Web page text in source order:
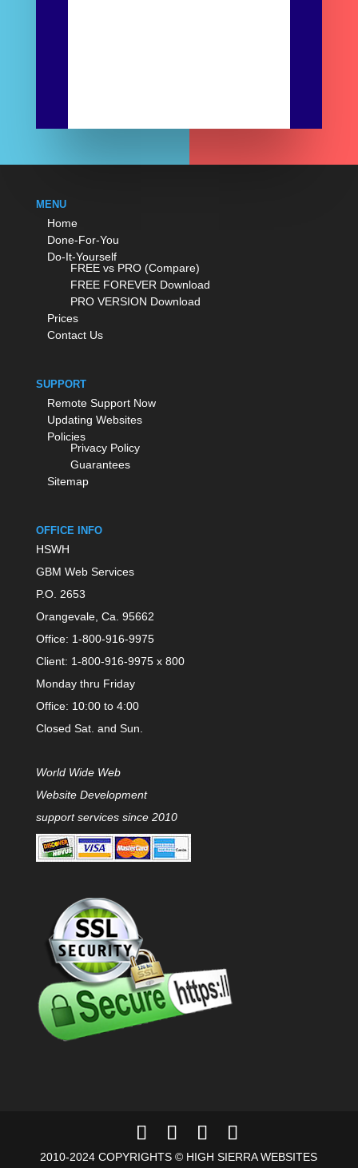
MENU
Home
Done-For-You
Do-It-Yourself
FREE vs PRO (Compare)
FREE FOREVER Download
PRO VERSION Download
Prices
Contact Us
SUPPORT
Remote Support Now
Updating Websites
Policies
Privacy Policy
Guarantees
Sitemap
OFFICE INFO
HSWH
GBM Web Services
P.O. 2653
Orangevale, Ca. 95662
Office: 1-800-916-9975
Client: 1-800-916-9975 x 800
Monday thru Friday
Office: 10:00 to 4:00
Closed Sat. and Sun.
World Wide Web
Website Development
support services since 2010
2010-2024 COPYRIGHTS © HIGH SIERRA WEBSITES